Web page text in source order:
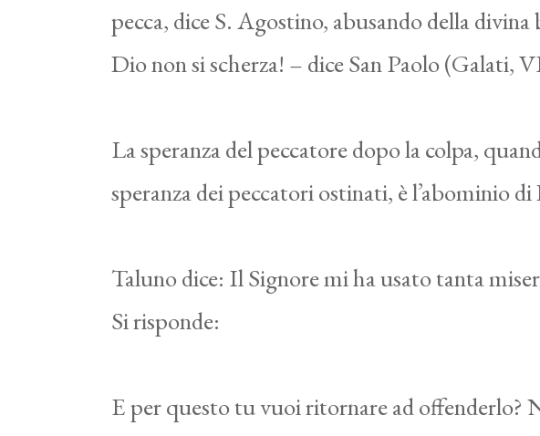
pecca, dice S. Agostino, abusando della
Dio non si scherza! – dice San Paolo (Galati,
La speranza del peccatore dopo la colpa,
speranza dei peccatori ostinati, è l’abominio
Taluno dice: Il Signore mi ha usato tanta
Si risponde:
E per questo tu vuoi ritornare ad offenderlo?